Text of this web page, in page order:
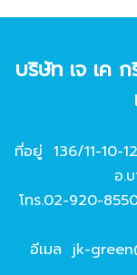
บริษัท เจ เค
ที่อยู่ 136/11-10-
อ.
โทร.02-920-8550
อีเมล jk-